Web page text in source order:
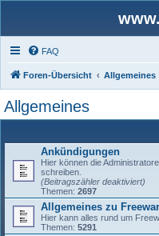
FAQ
Foren-Übersicht Allgemeines
Allgemeines
Ankündigungen
Hier können die
schreiben.
(Beitragszähler deaktiviert)
Themen: 2697
Allgemeines zu Freewar
Hier kann alles rund um
Themen: 5291